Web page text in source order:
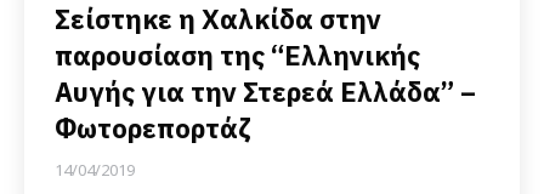
Σείστηκε η Χαλκίδα στην
παρουσίαση της “Ελληνικής
Αυγής για την Στερεά Ελλάδα” –
Φωτορεπορτάζ
14/04/2019